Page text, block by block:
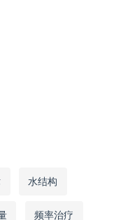
水结构
频率治疗